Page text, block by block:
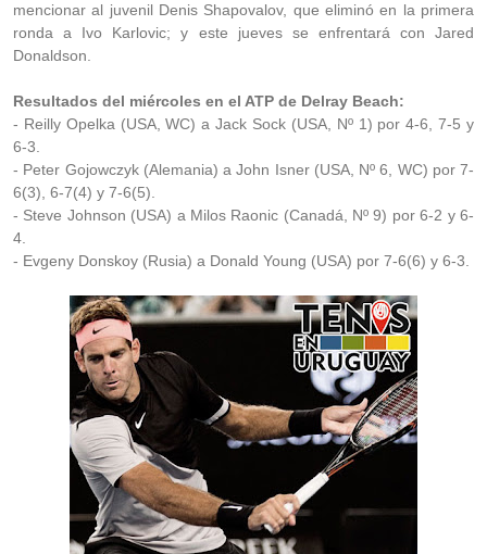
mencionar al juvenil Denis Shapovalov, que eliminó en la primera
ronda a Ivo Karlovic; y este jueves se enfrentará con Jared
Donaldson.
Resultados del miércoles en el ATP de Delray Beach:
- Reilly Opelka (USA, WC) a Jack Sock (USA, Nº 1) por 4-6, 7-5 y
6-3.
- Peter Gojowczyk (Alemania) a John Isner (USA, Nº 6, WC) por 7-
6(3), 6-7(4) y 7-6(5).
- Steve Johnson (USA) a Milos Raonic (Canadá, Nº 9) por 6-2 y 6-
4.
- Evgeny Donskoy (Rusia) a Donald Young (USA) por 7-6(6) y 6-3.